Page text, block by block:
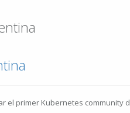
el primer Kubernetes community